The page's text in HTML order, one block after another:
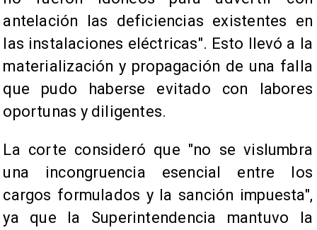
antelación las deficiencias existentes en
las instalaciones eléctricas". Esto llevó a la
materialización y propagación de una falla
que pudo haberse evitado con labores
oportunas y diligentes.
La corte consideró que "no se vislumbra
una incongruencia esencial entre los
cargos formulados y la sanción impuesta",
ya que la Superintendencia mantuvo la